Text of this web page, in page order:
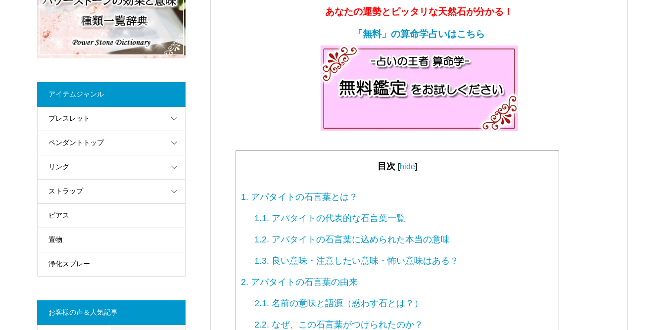
あなたの運勢とピッタリな天然石が分かる！
「無料」の算命学占いはこちら
目次 [hide]
1. アパタイトの石言葉とは？
1.1. アパタイトの代表的な石言葉一覧
1.2. アパタイトの石言葉に込められた本当の意味
1.3. 良い意味・注意したい意味・怖い意味はある？
2. アパタイトの石言葉の由来
2.1. 名前の意味と語源（惑わす石とは？）
2.2. なぜ、この石言葉がつけられたのか？
アイテムジャンル
ブレスレット
ペンダントトップ
リング
ストラップ
ピアス
置物
浄化スプレー
お客様の声＆人気記事